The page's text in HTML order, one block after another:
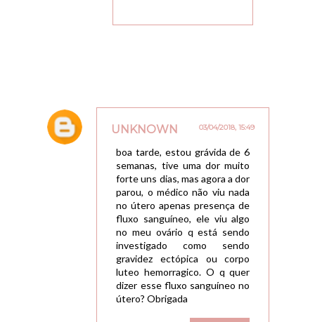
UNKNOWN 03/04/2018, 15:49
boa tarde, estou grávida de 6
semanas, tive uma dor muito
forte uns dias, mas agora a dor
parou, o médico não viu nada
no útero apenas presença de
fluxo sanguíneo, ele viu algo
no meu ovário q está sendo
investigado como sendo
gravidez ectópica ou corpo
luteo hemorragico. O q quer
dizer esse fluxo sanguíneo no
útero? Obrigada